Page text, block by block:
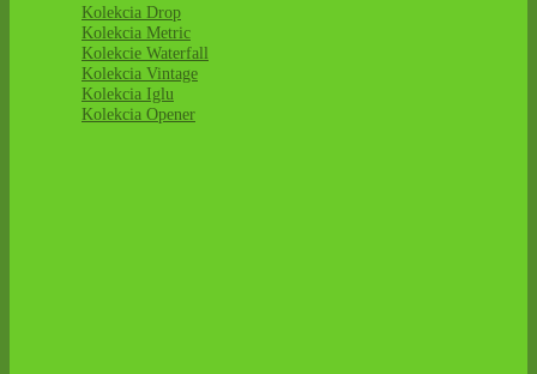
Kolekcia Drop
Kolekcia Metric
Kolekcie Waterfall
Kolekcia Vintage
Kolekcia Iglu
Kolekcia Opener